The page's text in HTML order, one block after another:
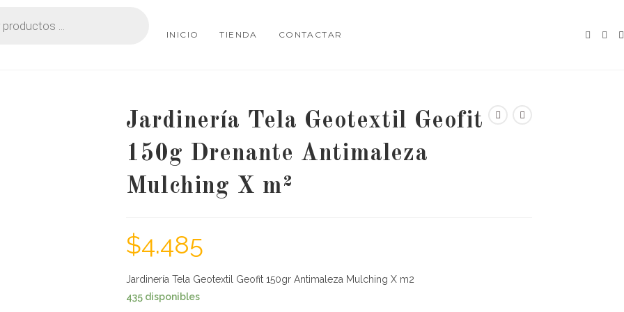
INICIO TIENDA CONTACTAR
Jardinería Tela Geotextil Geofit
150g Drenante Antimaleza
Mulching X m²
$4.485
Jardinería Tela Geotextil Geofit 150gr Antimaleza Mulching X m2
435 disponibles